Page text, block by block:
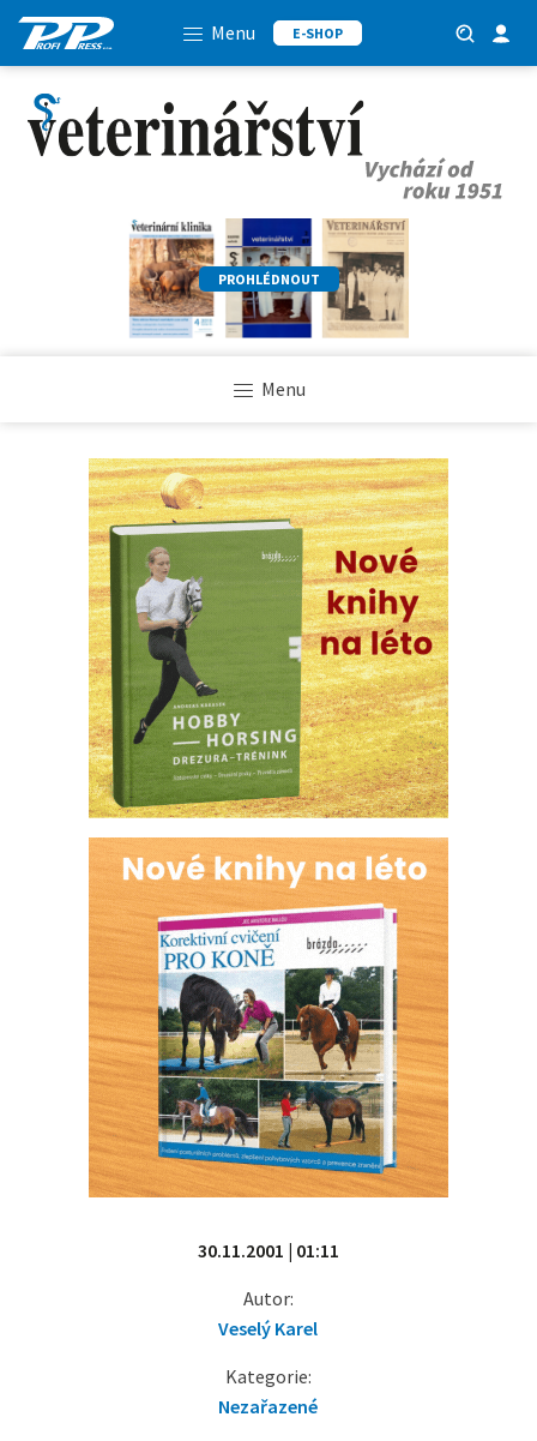
Menu E-SHOP
PROHLÉDNOUT
Menu
30.11.2001 | 01:11
Autor:
Veselý Karel
Kategorie:
Nezařazené